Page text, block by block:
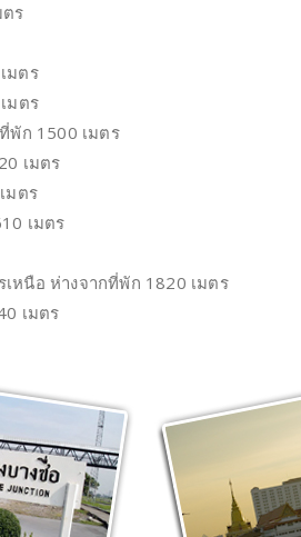
ร
มตร
มตร
พัก 1500 เมตร
เมตร
มตร
เมตร
หนือ ห่างจากที่พัก 1820 เมตร
เมตร